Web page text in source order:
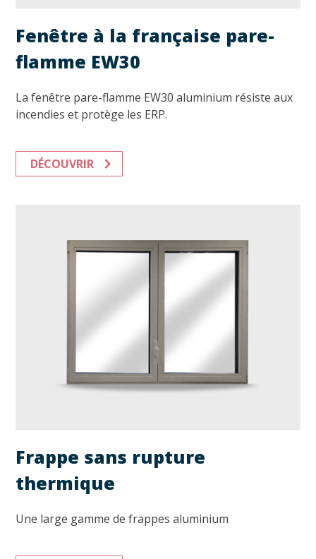
Fenêtre à la française pare-
flamme EW30
La fenêtre pare-flamme EW30 aluminium résiste aux
incendies et protège les ERP.
DÉCOUVRIR
Frappe sans rupture
thermique
Une large gamme de frappes aluminium